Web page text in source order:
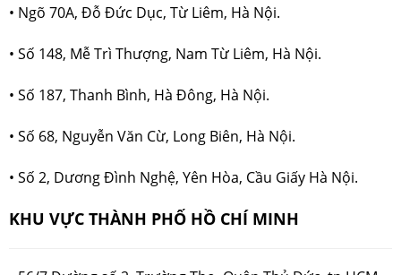
• Ngõ 70A, Đỗ Đức Dục, Từ Liêm, Hà Nội.
• Số 148, Mễ Trì Thượng, Nam Từ Liêm, Hà Nội.
• Số 187, Thanh Bình, Hà Đông, Hà Nội.
• Số 68, Nguyễn Văn Cừ, Long Biên, Hà Nội.
• Số 2, Dương Đình Nghệ, Yên Hòa, Cầu Giấy Hà Nội.
KHU VỰC THÀNH PHỐ HỒ CHÍ MINH